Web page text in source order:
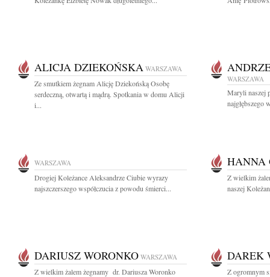
ALICJA DZIEKOŃSKA WARSZAWA
Ze smutkiem żegnam Alicję Dziekońską Osobę
serdeczną, otwartą i mądrą. Spotkania w domu Alicji
i...
WARSZAWA
Maryli naszej
najgłębszego
WARSZAWA
Drogiej Koleżance Aleksandrze Ciubie wyrazy
najszczerszego współczucia z powodu śmierci...
HANNA
Z wielkim
naszej
DARIUSZ WORONKO WARSZAWA
Z wielkim żalem żegnamy dr. Dariusza Woronko
DAREK
Z ogromnym